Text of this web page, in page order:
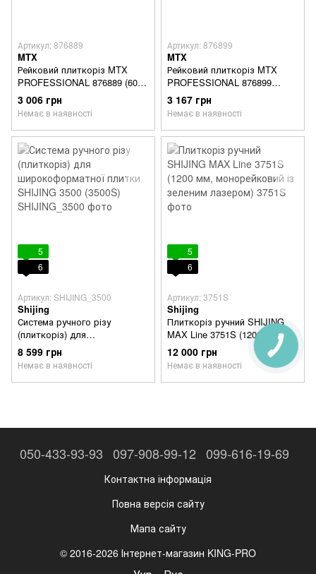
Артикул: 876889
MTX
Рейковий плиткоріз MTX
PROFESSIONAL 876889 (600
мм)
3 006 грн
Немає в наявності
Артикул: 876899
MTX
Рейковий плиткоріз MTX
PROFESSIONAL 876899
(700мм)
3 167 грн
Немає в наявності
5
6
Артикул: SHIJING_3500
Shijing
Система ручного різу
(плиткоріз) для
широкоформатної плитки
SHIJING 3500 (3500S)
8 599 грн
Немає в наявності
5
6
Артикул: 3751S
Shijing
Плиткоріз ручний SHIJING
MAX Line 3751S (1200 мм,
монорейковий із зеленим
лазером)
12 000 грн
Немає в наявності
050-433-93-93 097-908-99-12 099-616-19-69
Контактна інформація
Повна версія сайту
Мапа сайту
© 2016-2026 Інтернет-магазин KING-PRO